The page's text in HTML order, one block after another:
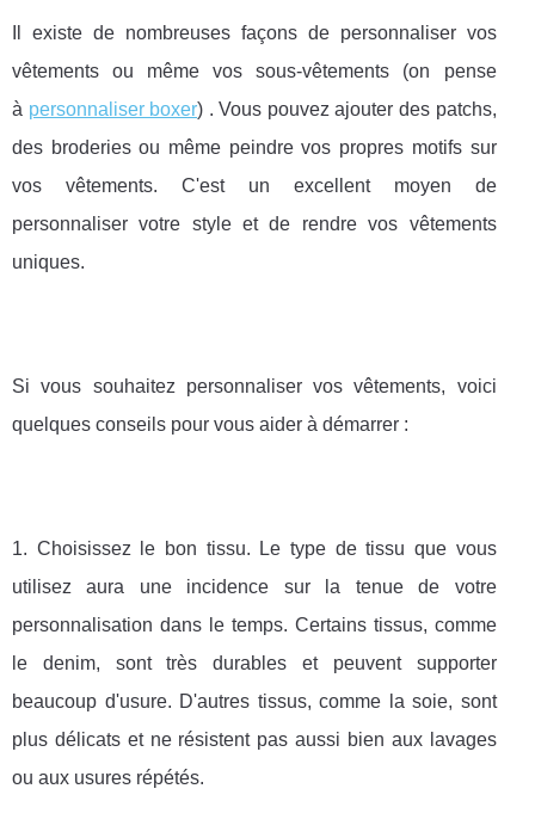
Il existe de nombreuses façons de personnaliser vos
vêtements ou même vos sous-vêtements (on pense
à personnaliser boxer) . Vous pouvez ajouter des patchs,
des broderies ou même peindre vos propres motifs sur
vos vêtements. C'est un excellent moyen de
personnaliser votre style et de rendre vos vêtements
uniques.
Si vous souhaitez personnaliser vos vêtements, voici
quelques conseils pour vous aider à démarrer :
1. Choisissez le bon tissu. Le type de tissu que vous
utilisez aura une incidence sur la tenue de votre
personnalisation dans le temps. Certains tissus, comme
le denim, sont très durables et peuvent supporter
beaucoup d'usure. D'autres tissus, comme la soie, sont
plus délicats et ne résistent pas aussi bien aux lavages
ou aux usures répétés.